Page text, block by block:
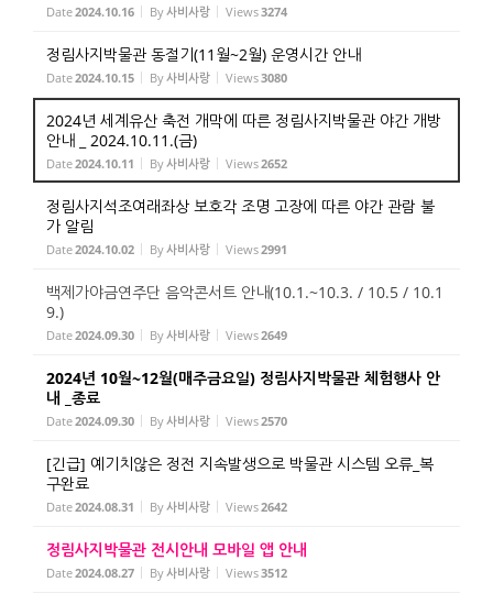
Date2024.10.16 By사비사랑 Views3274
정림사지박물관 동절기(11월~2월) 운영시간 안내
Date2024.10.15 By사비사랑 Views3080
2024년 세계유산 축전 개막에 따른 정림사지박물관 야간 개방
안내 _ 2024.10.11.(금)
Date2024.10.11 By사비사랑 Views2652
정림사지석조여래좌상 보호각 조명 고장에 따른 야간 관람 불
가 알림
Date2024.10.02 By사비사랑 Views2991
백제가야금연주단 음악콘서트 안내(10.1.~10.3. / 10.5 / 10.1
9.)
Date2024.09.30 By사비사랑 Views2649
2024년 10월~12월(매주금요일) 정림사지박물관 체험행사 안
내 _종료
Date2024.09.30 By사비사랑 Views2570
[긴급] 예기치않은 정전 지속발생으로 박물관 시스템 오류_복
구완료
Date2024.08.31 By사비사랑 Views2642
정림사지박물관 전시안내 모바일 앱 안내
Date2024.08.27 By사비사랑 Views3512